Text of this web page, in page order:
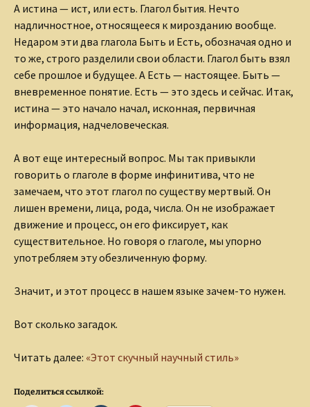
А истина — ист, или есть. Глагол бытия. Нечто
надличностное, относящееся к мирозданию вообще.
Недаром эти два глагола Быть и Есть, обозначая одно и
то же, строго разделили свои области. Глагол быть взял
себе прошлое и будущее. А Есть — настоящее. Быть —
вневременное понятие. Есть — это здесь и сейчас. Итак,
истина — это начало начал, исконная, первичная
информация, надчеловеческая.
А вот еще интересный вопрос. Мы так привыкли
говорить о глаголе в форме инфинитива, что не
замечаем, что этот глагол по существу мертвый. Он
лишен времени, лица, рода, числа. Он не изображает
движение и процесс, он его фиксирует, как
существительное. Но говоря о глаголе, мы упорно
употребляем эту обезличенную форму.
Значит, и этот процесс в нашем языке зачем-то нужен.
Вот сколько загадок.
Читать далее: «Этот скучный научный стиль»
Поделиться ссылкой: